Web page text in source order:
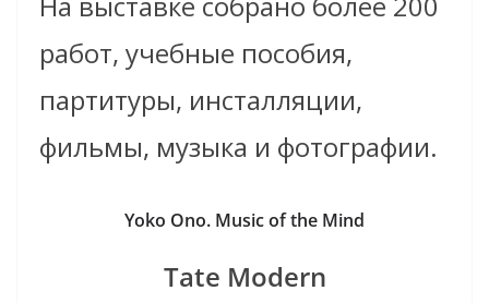
работ, учебные пособия,
партитуры, инсталляции,
фильмы, музыка и фотографии.
Yoko Ono. Music of the Mind
Tate Modern